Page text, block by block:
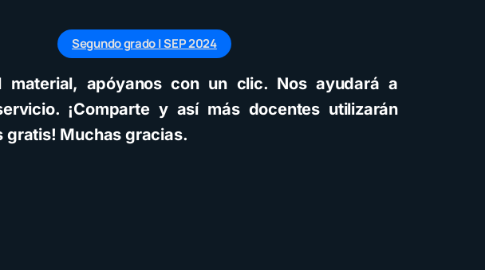
Segundo grado | SEP 2024
apóyanos con un clic. Nos ayudará a
¡Comparte y así más docentes utilizarán
gratis! Muchas gracias.
Cuentos
Cómo crear cuentos